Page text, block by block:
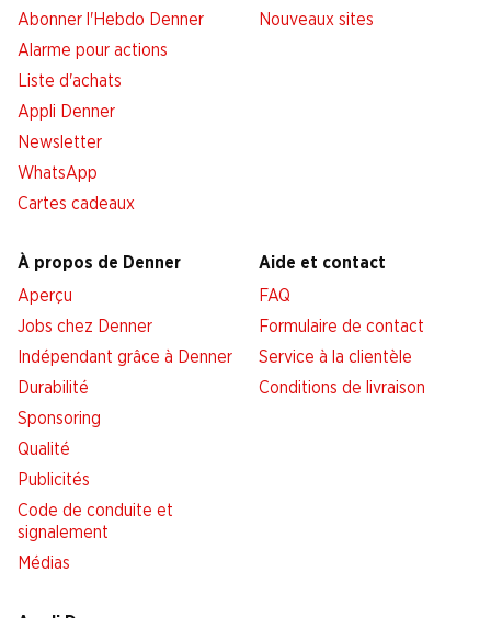
Abonner l'Hebdo Denner
Alarme pour actions
Liste d'achats
Appli Denner
Newsletter
WhatsApp
Cartes cadeaux
Nouveaux sites
À propos de Denner
Aperçu
Jobs chez Denner
Indépendant grâce à Denner
Durabilité
Sponsoring
Qualité
Publicités
Code de conduite et
signalement
Médias
Aide et contact
FAQ
Formulaire de contact
Service à la clientèle
Conditions de livraison